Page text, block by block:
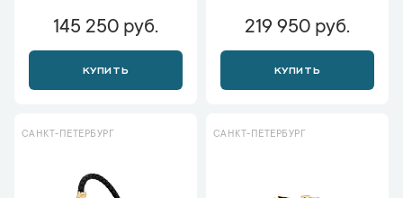
145 250 руб.
КУПИТЬ
219 950 руб.
КУПИТЬ
САНКТ-ПЕТЕРБУРГ САНКТ-ПЕТЕРБУРГ